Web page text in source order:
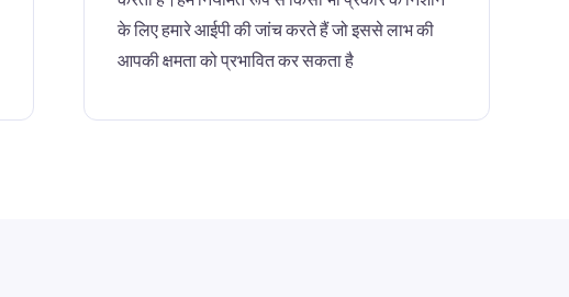
के लिए हमारे आईपी की जांच करते हैं जो इससे लाभ की
आपकी क्षमता को प्रभावित कर सकता है